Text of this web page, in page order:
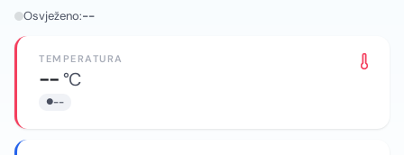
Osvježeno:--
TEMPERATURA
--°C
--